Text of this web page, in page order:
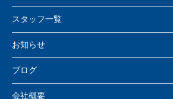
スタッフ一覧
お知らせ
ブログ
会社概要